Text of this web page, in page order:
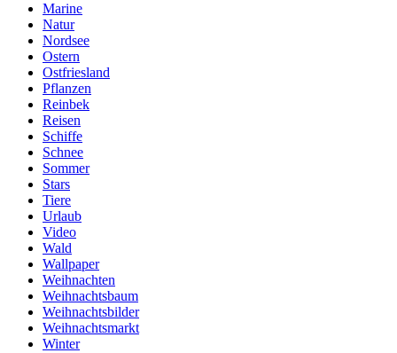
Marine
Natur
Nordsee
Ostern
Ostfriesland
Pflanzen
Reinbek
Reisen
Schiffe
Schnee
Sommer
Stars
Tiere
Urlaub
Video
Wald
Wallpaper
Weihnachten
Weihnachtsbaum
Weihnachtsbilder
Weihnachtsmarkt
Winter